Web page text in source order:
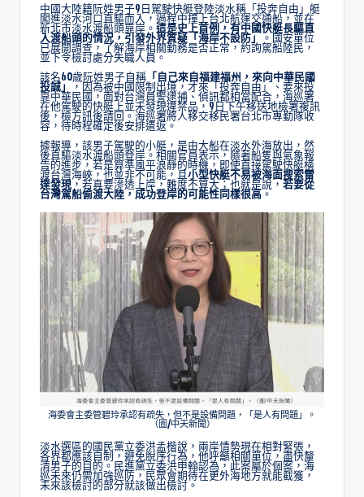
中國大陸籍阮姓男子9日駕駛快艇登陸淡水稱「投奔自由」艇
闖進淡水河口直驅而入，過程中撞上台北航運交通船，並在
新北市淡水渡船頭靠岸。 這是史上首例，有中國快艇長驅直
入渡船頭的情況，引發外界質疑「海岸不設防」。國安單位
已展開調查，了解海岸相關勤務是否正常，約詢駕船陸民，
並下令檢討處分失職人員。
該名60歲阮姓男子自稱 「自己來自福建福州，來向中華民國
投誠」 ，因為被中國限制出境，才來「投奔自由」、要來投
靠中華民國，面對台灣員警逮捕、偵訊都相當配合，海巡署
在他駕駛的快艇上並未發現違禁品，9日下午移送地檢署複訊
後，檢方訊後請回。海巡署將人移交移民署台北市專勤隊收
容，待時程確定後安排遣返。
據報導，該男子駕駛的小艇，是由大船在淡水外海放出，然
後直驅淡水渡船頭登岸。相關官員表示，隨著船隻與氣象報
告的進步，若是算準風平浪靜的時機，即使直接駕駛快艇橫
渡台灣海峽，也並非不可能，且小型快艇不易被海面搜索雷
達發現，若真要滲透上岸，難度不算大；也就是說，若要從
台灣駕船偷渡大陸，成功登岸的可能性同樣很高。
海委會主委管碧玲承認有疏失，但不是設備問題，「是人有問題」。
（圖/中天新聞）
淡水選區的國民黨立委洪孟楷說，兩岸情勢現在相對緊張，
各界都應該自制，避免脫序行為，他呼籲相關單位，盡快釐
清男子的目的。民進黨立委洪申翰認為，此案屬於個案，海
巡未來仍需加強巡防，民眾會期待在更外海地方就能截獲，
未來該檢討的部分就該做出檢討。